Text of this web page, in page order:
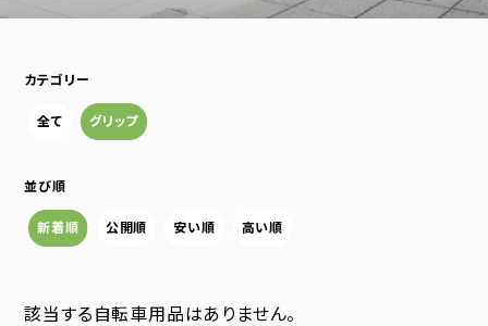
カテゴリー
全て グリップ
並び順
新着順 公開順 安い順 高い順
該当する自転車用品はありません。